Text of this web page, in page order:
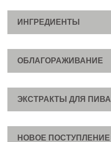
ИНГРЕДИЕНТЫ
ОБЛАГОРАЖИВАНИЕ
ЭКСТРАКТЫ ДЛЯ ПИВА
НОВОЕ ПОСТУПЛЕНИЕ